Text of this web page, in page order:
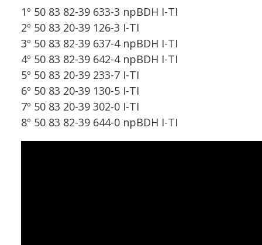
1º 50 83 82-39 633-3 npBDH I-TI
2º 50 83 20-39 126-3 I-TI
3º 50 83 82-39 637-4 npBDH I-TI
4º 50 83 82-39 642-4 npBDH I-TI
5º 50 83 20-39 233-7 I-TI
6º 50 83 20-39 130-5 I-TI
7º 50 83 20-39 302-0 I-TI
8º 50 83 82-39 644-0 npBDH I-TI